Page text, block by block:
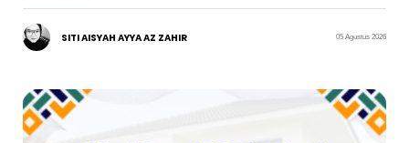
SITI AISYAH AYYA AZ ZAHIR 05 Agustus 2026